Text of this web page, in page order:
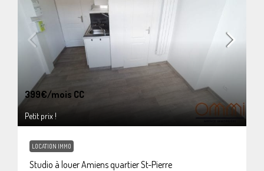
399€/mois CC
Petit prix !
LOCATION IMMO
Studio à louer Amiens quartier St-Pierre